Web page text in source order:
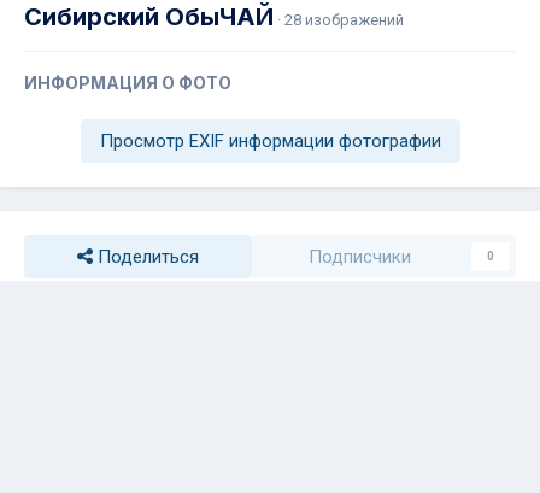
Сибирский ОбыЧАЙ · 28 изображений
ИНФОРМАЦИЯ О ФОТО
Просмотр EXIF информации фотографии
Поделиться Подписчики 0